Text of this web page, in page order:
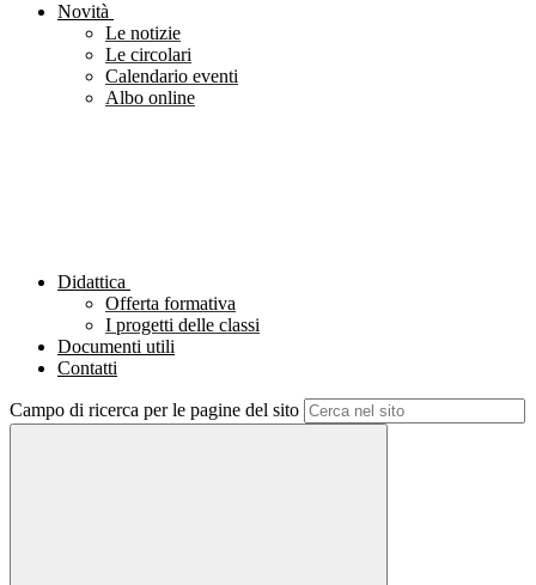
Novità
Le notizie
Le circolari
Calendario eventi
Albo online
Didattica
Offerta formativa
I progetti delle classi
Documenti utili
Contatti
Campo di ricerca per le pagine del sito